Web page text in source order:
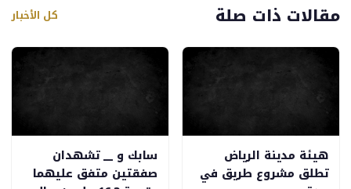
مقالات ذات صلة كل الأخبار
هيئة مدينة الرياض
تطلق مشروع طريق في
سابك و __ تشهدان
صفقتين متفق عليهما